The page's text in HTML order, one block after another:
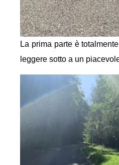
La prima parte è
leggere sotto a un